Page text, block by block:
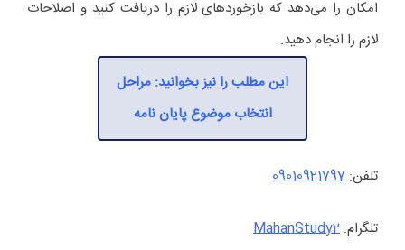
امکان را می‌دهد که بازخوردهای لازم را دریافت کنید و اصلاحات
لازم را انجام دهید.
این مطلب را نیز بخوانید: مراحل
انتخاب موضوع پایان نامه
تلفن: 09010921797
تلگرام: MahanStudy2